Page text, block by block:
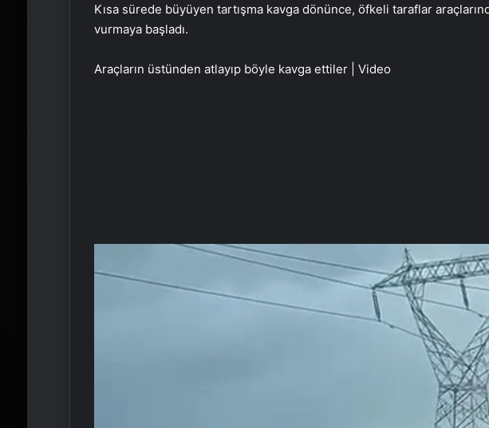
Kısa sürede büyüyen tartışma kavga dönünce, öfkeli taraflar
vurmaya başladı.
Araçların üstünden atlayıp böyle kavga ettiler | Video